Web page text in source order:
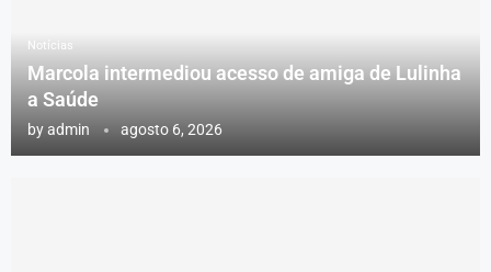
Notícias
Marcola intermediou acesso de amiga de Lulinha
a Saúde
byadmin agosto 6, 2026